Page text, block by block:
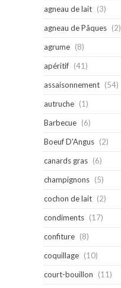
agneau de lait (3)
agneau de Pâques (2)
agrume (8)
apéritif (41)
assaisonnement (54)
autruche (1)
Barbecue (6)
Boeuf D'Angus (2)
canards gras (6)
champignons (5)
cochon de lait (2)
condiments (17)
confiture (8)
coquillage (10)
court-bouillon
(11)